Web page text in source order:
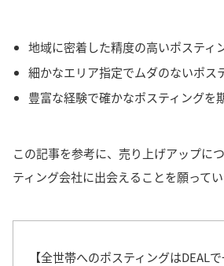
地域に密着した精度の高いポスティ
細かなエリア指定でムダのないポス
豊富な経験で確かなポスティングを
この記事を参考に、売り上げアップに
ティング会社に出会えることを願ってい
【全世帯へのポスティングはDEAL